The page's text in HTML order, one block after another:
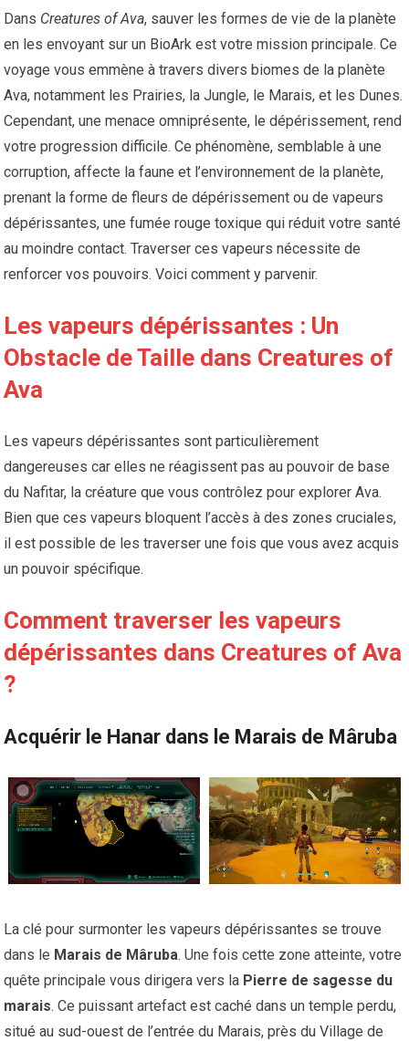
Dans Creatures of Ava, sauver les formes de vie de la planète
en les envoyant sur un BioArk est votre mission principale. Ce
voyage vous emmène à travers divers biomes de la planète
Ava, notamment les Prairies, la Jungle, le Marais, et les Dunes.
Cependant, une menace omniprésente, le dépérissement, rend
votre progression difficile. Ce phénomène, semblable à une
corruption, affecte la faune et l’environnement de la planète,
prenant la forme de fleurs de dépérissement ou de vapeurs
dépérissantes, une fumée rouge toxique qui réduit votre santé
au moindre contact. Traverser ces vapeurs nécessite de
renforcer vos pouvoirs. Voici comment y parvenir.
Les vapeurs dépérissantes : Un
Obstacle de Taille dans Creatures of
Ava
Les vapeurs dépérissantes sont particulièrement
dangereuses car elles ne réagissent pas au pouvoir de base
du Nafitar, la créature que vous contrôlez pour explorer Ava.
Bien que ces vapeurs bloquent l’accès à des zones cruciales,
il est possible de les traverser une fois que vous avez acquis
un pouvoir spécifique.
Comment traverser les vapeurs
dépérissantes dans Creatures of Ava
?
Acquérir le Hanar dans le Marais de Mâruba
La clé pour surmonter les vapeurs dépérissantes se trouve
dans le Marais de Mâruba. Une fois cette zone atteinte, votre
quête principale vous dirigera vers la Pierre de sagesse du
marais. Ce puissant artefact est caché dans un temple perdu,
situé au sud-ouest de l’entrée du Marais, près du Village de